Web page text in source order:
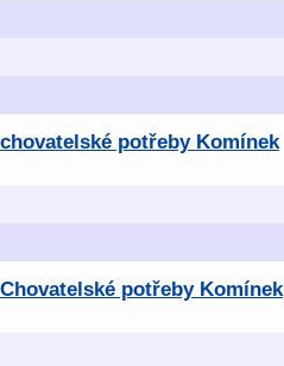
potřeby Komínek
potřeby Komínek